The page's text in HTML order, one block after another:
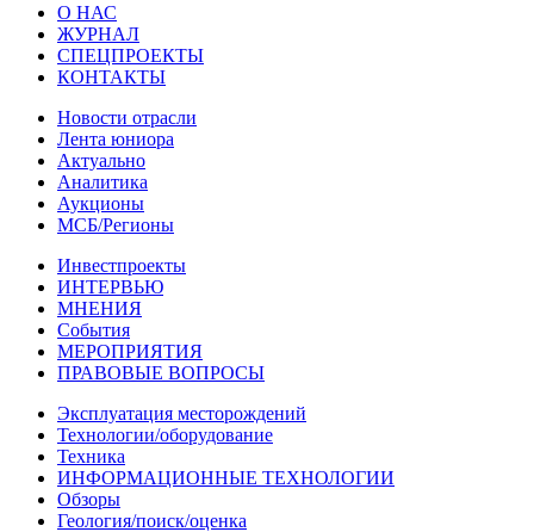
О НАС
ЖУРНАЛ
СПЕЦПРОЕКТЫ
КОНТАКТЫ
Новости отрасли
Лента юниора
Актуально
Аналитика
Аукционы
МСБ/Регионы
Инвестпроекты
ИНТЕРВЬЮ
МНЕНИЯ
События
МЕРОПРИЯТИЯ
ПРАВОВЫЕ ВОПРОСЫ
Эксплуатация месторождений
Технологии/оборудование
Техника
ИНФОРМАЦИОННЫЕ ТЕХНОЛОГИИ
Обзоры
Геология/поиск/оценка